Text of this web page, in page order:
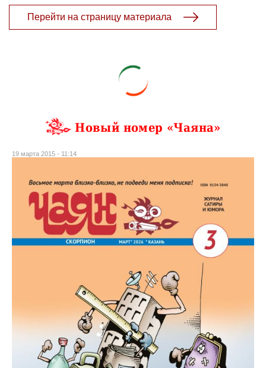
Перейти на страницу материала
Новый номер «Чаяна»
19 марта 2015 - 11:14